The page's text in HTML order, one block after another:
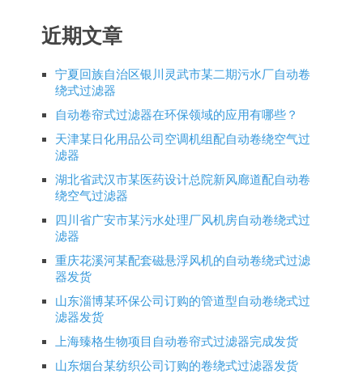
近期文章
宁夏回族自治区银川灵武市某二期污水厂自动卷
绕式过滤器
自动卷帘式过滤器在环保领域的应用有哪些？
天津某日化用品公司空调机组配自动卷绕空气过
滤器
湖北省武汉市某医药设计总院新风廊道配自动卷
绕空气过滤器
四川省广安市某污水处理厂风机房自动卷绕式过
滤器
重庆花溪河某配套磁悬浮风机的自动卷绕式过滤
器发货
山东淄博某环保公司订购的管道型自动卷绕式过
滤器发货
上海臻格生物项目自动卷帘式过滤器完成发货
山东烟台某纺织公司订购的卷绕式过滤器发货